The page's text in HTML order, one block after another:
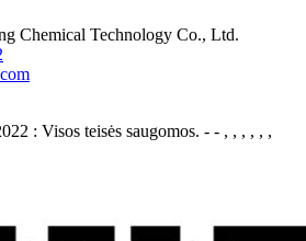
Chemical Technology Co., Ltd.
: Visos teisės saugomos. - - , , , , , ,